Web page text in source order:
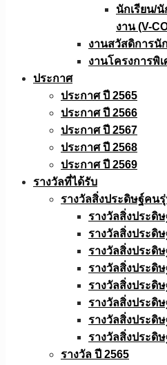
นักเรียน/
งาน (V-
งานสวัสดิการนั
งานโครงการพิ
ประกาศ
ประกาศ ปี 2565
ประกาศ ปี 2566
ประกาศ ปี 2567
ประกาศ ปี 2568
ประกาศ ปี 2569
รางวัลที่ได้รับ
รางวัลสิ่งประดิษฐ์คน
รางวัลสิ่งประดิ
รางวัลสิ่งประดิ
รางวัลสิ่งประดิ
รางวัลสิ่งประดิ
รางวัลสิ่งประดิ
รางวัลสิ่งประดิ
รางวัลสิ่งประดิ
รางวัลสิ่งประดิ
รางวัล ปี 2565